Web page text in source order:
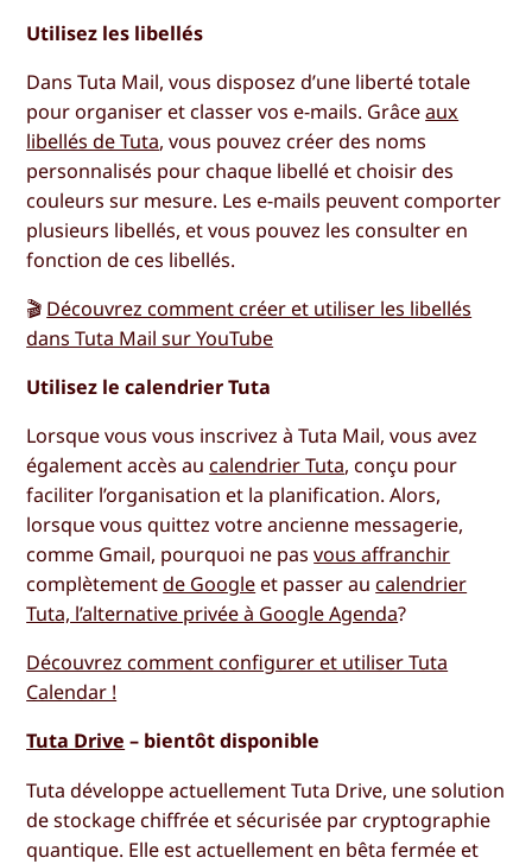
Utilisez les libellés
Dans Tuta Mail, vous disposez d’une liberté totale
pour organiser et classer vos e-mails. Grâceaux
libellés de Tuta, vous pouvez créer des noms
personnalisés pour chaque libellé et choisir des
couleurs sur mesure. Les e-mails peuvent comporter
plusieurs libellés, et vous pouvez les consulter en
fonction de ces libellés.
🎬 Découvrez comment créer et utiliser les libellés
dans Tuta Mail sur YouTube
Utilisez le calendrier Tuta
Lorsque vous vous inscrivez à Tuta Mail, vous avez
également accès au calendrier Tuta, conçu pour
faciliter l’organisation et la planification. Alors,
lorsque vous quittez votre ancienne messagerie,
comme Gmail, pourquoi ne pasvous affranchir
complètementde Google et passer au calendrier
Tuta, l’alternative privée à Google Agenda?
Découvrez comment configurer et utiliser Tuta
Calendar !
Tuta Drive – bientôt disponible
Tuta développe actuellement Tuta Drive, une solution
de stockage chiffrée et sécurisée par cryptographie
quantique. Elle est actuellement en bêta fermée et